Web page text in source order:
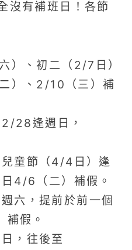
沒有補班日！各節
）、初二（2/7日）
）、2/10（三）補
28逢週日，
童節（4/4日）逢
4/6（二）補假。
六，提前於前一個
補假。
，往後至